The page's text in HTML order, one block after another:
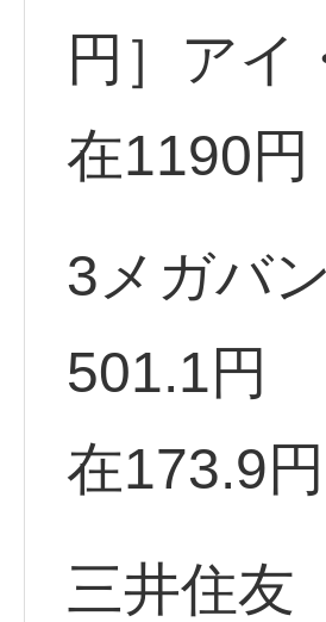
円］ア
在1190
3メガバ
501.1円
在173.9
三井住